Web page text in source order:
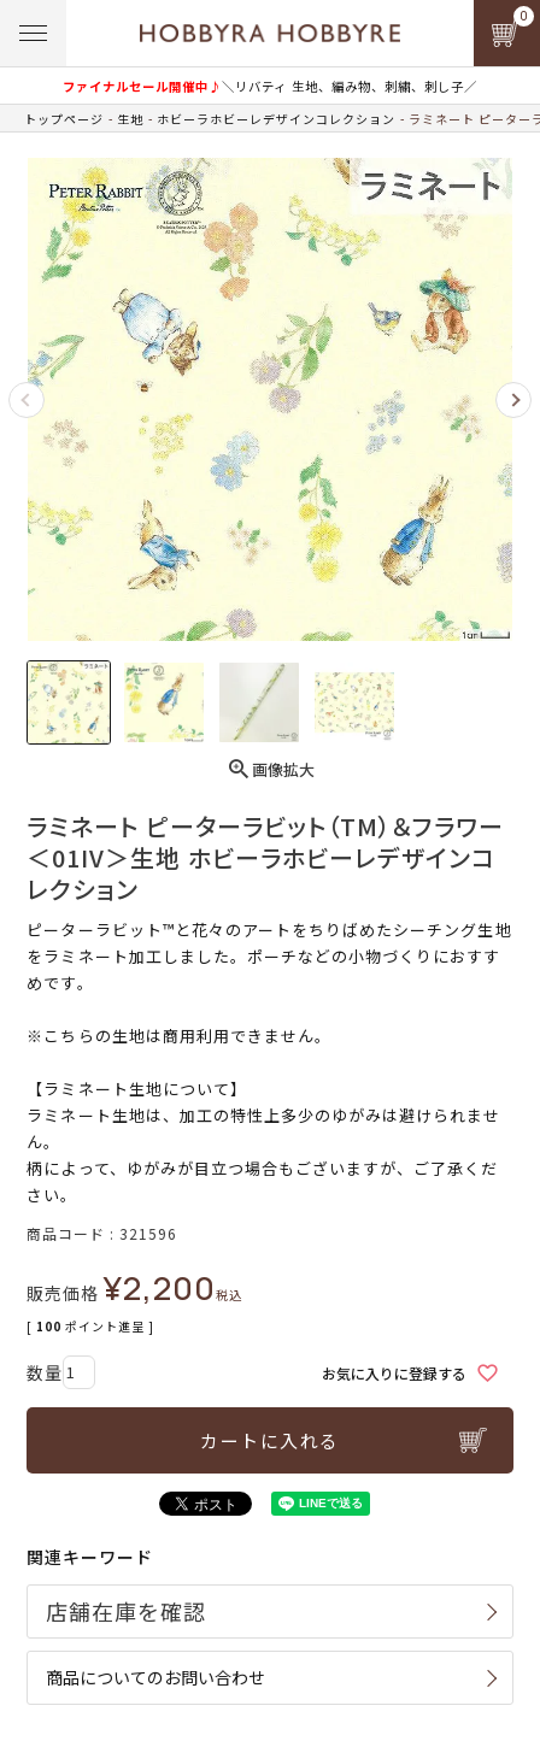
ファイナルセール開催中♪＼リバティ 生地、編み物、刺繍、刺し子／
0
トップページ 生地 ホビーラホビーレデザインコレクション ラミネート ピーター
画像拡大
ラミネート ピーターラビット（TM）＆フラワー
＜01IV＞生地 ホビーラホビーレデザインコ
レクション
ピーターラビット™と花々のアートをちりばめたシーチング生地
をラミネート加工しました。ポーチなどの小物づくりにおすす
めです。
※こちらの生地は商用利用できません。
【ラミネート生地について】
ラミネート生地は、加工の特性上多少のゆがみは避けられませ
ん。
柄によって、ゆがみが目立つ場合もございますが、ご了承くだ
さい。
商品コード 321596
販売価格 ¥2,200税込
[ 100 ポイント進呈 ]
お気に入りに登録する
カートに入れる
関連キーワード
商品についてのお問い合わせ